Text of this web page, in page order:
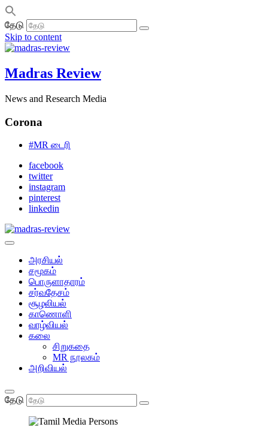
தேடு
Skip to content
Madras Review
News and Research Media
Corona
#MR டைரி
facebook
twitter
instagram
pinterest
linkedin
அரசியல்
சமூகம்
பொருளாதாரம்
சர்வதேசம்
சூழலியல்
காணொளி
வாழ்வியல்
கலை
சிறுகதை
MR நூலகம்
அறிவியல்
தேடு